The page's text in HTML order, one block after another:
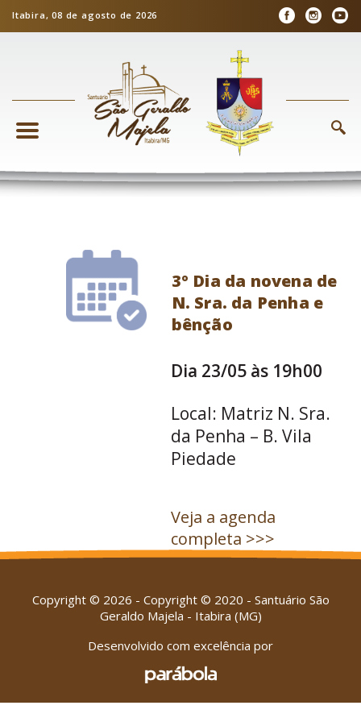
Itabira, 08 de agosto de 2026
3º Dia da novena de
N. Sra. da Penha e
bênção
Dia 23/05 às 19h00
Local: Matriz N. Sra.
da Penha – B. Vila
Piedade
Veja a agenda
completa >>>
Copyright © 2026 - Copyright © 2020 - Santuário São
Geraldo Majela - Itabira (MG)
Desenvolvido com excelência por